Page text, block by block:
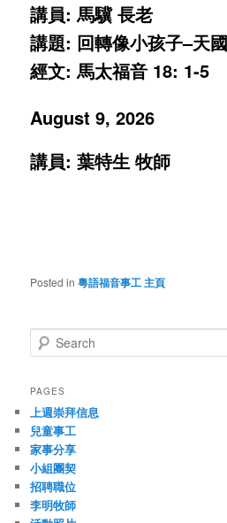
講員: 馬驥 長老
講題: 回轉像小孩子–天
經文: 馬太福音 18: 1-5
August 9, 2026
講員: 葉特生 牧師
Posted in 粵語福音事工 主頁
e
r
c
h
PAGES
上週崇拜信息
兒童事工
家事分享
小組團契
招聘職位
李明牧師